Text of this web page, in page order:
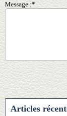
Message :*
Articles